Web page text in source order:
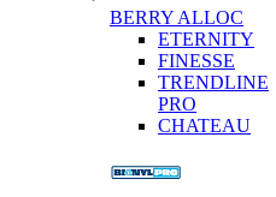
BERRY ALLOC
ETERNITY
FINESSE
TRENDLINE
PRO
CHATEAU